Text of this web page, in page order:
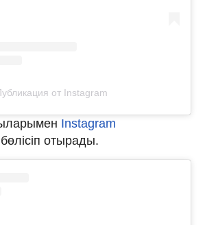
от Instagram
Instagram
отырады.